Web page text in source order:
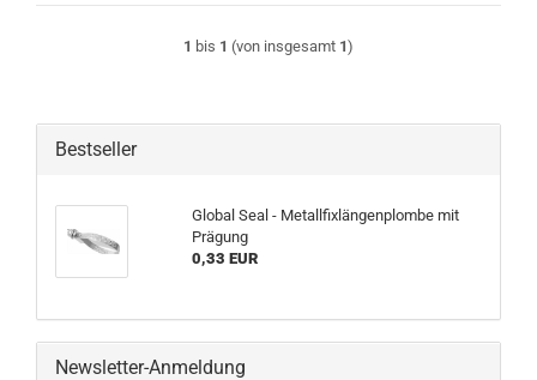
1 bis 1 (von insgesamt 1)
Bestseller
Global Seal - Metallfixlängenplombe mit
Prägung
0,33 EUR
Newsletter-Anmeldung